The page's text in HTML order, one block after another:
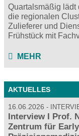
Quartalsmäßig lädt
die regionalen
Zulieferer und
Frühstück mit
MEHR
AKTUELLES
16.06.2026
Interview I Prof.
Zentrum für